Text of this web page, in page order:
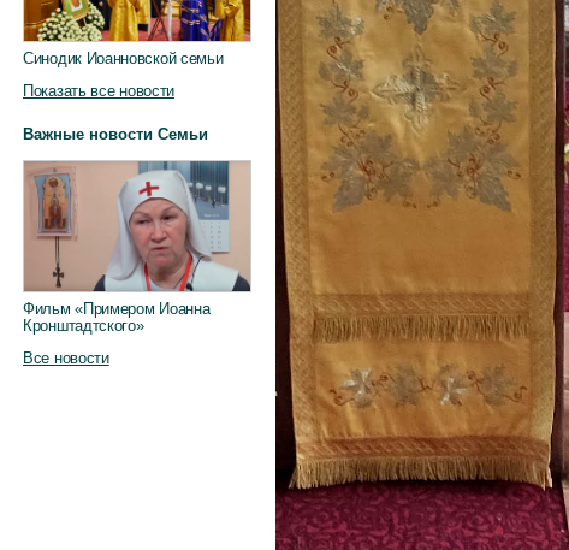
Синодик Иоанновской семьи
Показать все новости
Важные новости Семьи
Фильм «Примером Иоанна
Кронштадтского»
Все новости